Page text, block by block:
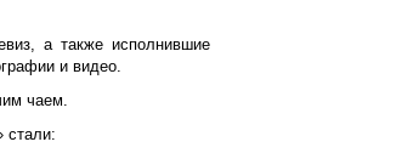
а также исполнившие
и видео.
чаем.
стали: